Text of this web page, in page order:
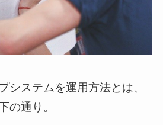
システムを運用方法とは、
の通り。